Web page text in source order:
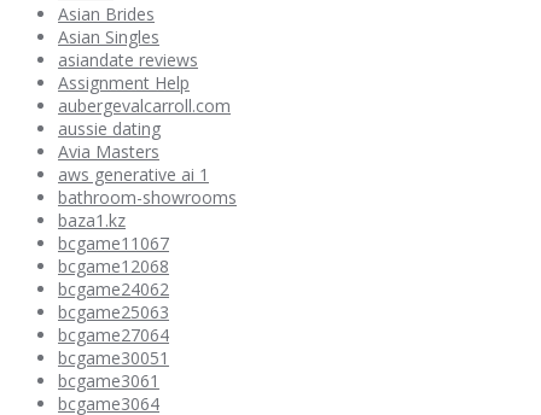
Asian Brides
Asian Singles
asiandate reviews
Assignment Help
aubergevalcarroll.com
aussie dating
Avia Masters
aws generative ai 1
bathroom-showrooms
baza1.kz
bcgame11067
bcgame12068
bcgame24062
bcgame25063
bcgame27064
bcgame30051
bcgame3061
bcgame3064